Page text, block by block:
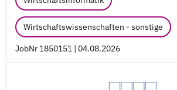
Wirtschaftswissenschaften - sonstige
JobNr 1850151 | 04.08.2026